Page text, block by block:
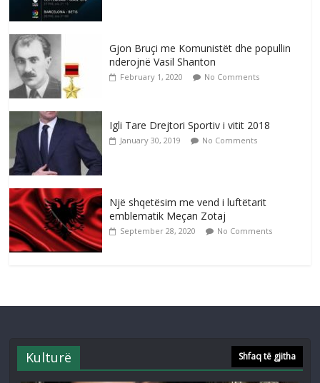
Gjon Bruçi me Komunistët dhe popullin
nderojnë Vasil Shanton
February 1, 2020 No Comments
Igli Tare Drejtori Sportiv i vitit 2018
January 30, 2019 No Comments
Një shqetësim me vend i luftëtarit
emblematik Meçan Zotaj
September 28, 2020 No Comments
Kulturë Shfaq të gjitha